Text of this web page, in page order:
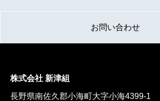
お問い合わせ
株式会社 新津組
長野県南佐久郡小海町大字小海4399-1